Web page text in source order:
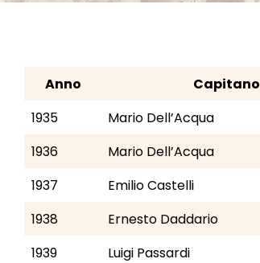
Anno Capitano
1935
Mario Dell’Acqua
1936
Mario Dell’Acqua
1937
Emilio Castelli
1938
Ernesto Daddario
1939
Luigi Passardi